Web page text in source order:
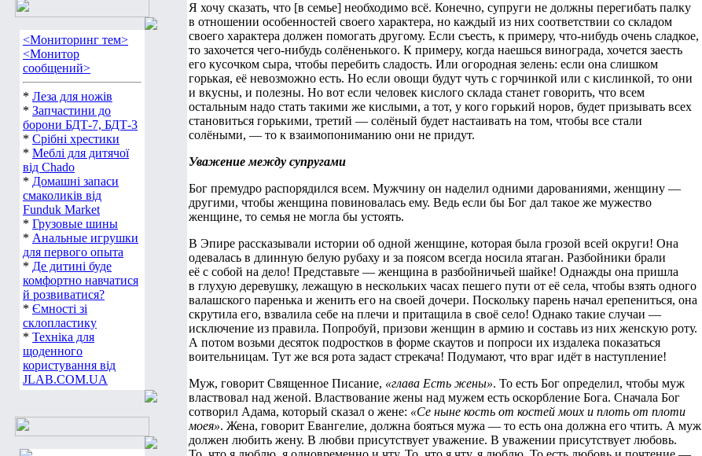
<Мониторинг тем>
<Монитор
сообщений>
* Леза для ножів
* Запчастини до
борони БДТ-7, БДТ-3
* Срібні хрестики
* Меблі для дитячої
від Chado
* Домашні запаси
смаколиків від
Funduk Market
* Грузовые шины
* Анальные игрушки
для первого опыта
* Де дитині буде
комфортно навчатися
й розвиватися?
* Ємності зі
склопластику
* Техніка для
щоденного
користування від
JLAB.COM.UA
Я хочу сказать, что [в семье] необходимо всё. Конечно, супруги не должны перегибать палку
в отношении особенностей своего характера, но каждый из них соответствии со складом
своего характера должен помогать другому. Если съесть, к примеру, что-нибудь очень сладкое,
то захочется чего-нибудь солёненького. К примеру, когда наешься винограда, хочется заесть
его кусочком сыра, чтобы перебить сладость. Или огородная зелень: если она слишком
горькая, её невозможно есть. Но если овощи будут чуть с горчинкой или с кислинкой, то они
и вкусны, и полезны. Но вот если человек кислого склада станет говорить, что всем
остальным надо стать такими же кислыми, а тот, у кого горький норов, будет призывать всех
становиться горькими, третий — солёный будет настаивать на том, чтобы все стали
солёными, — то к взаимопониманию они не придут.
Уважение между супругами
Бог премудро распорядился всем. Мужчину он наделил одними дарованиями, женщину —
другими, чтобы женщина повиновалась ему. Ведь если бы Бог дал такое же мужество
женщине, то семья не могла бы устоять.
В Эпире рассказывали истории об одной женщине, которая была грозой всей округи! Она
одевалась в длинную белую рубаху и за поясом всегда носила ятаган. Разбойники брали
её с собой на дело! Представьте — женщина в разбойничьей шайке! Однажды она пришла
в глухую деревушку, лежащую в нескольких часах пешего пути от её села, чтобы взять одного
валашского паренька и женить его на своей дочери. Поскольку парень начал ерепениться, она
скрутила его, взвалила себе на плечи и притащила в своё село! Однако такие случаи —
исключение из правила. Попробуй, призови женщин в армию и составь из них женскую роту.
А потом возьми десяток подростков в форме скаутов и попроси их издалека показаться
воительницам. Тут же вся рота задаст стрекача! Подумают, что враг идёт в наступление!
Муж, говорит Священное Писание, «глава Есть жены». То есть Бог определил, чтобы муж
властвовал над женой. Властвование жены над мужем есть оскорбление Бога. Сначала Бог
сотворил Адама, который сказал о жене: «Се ныне кость от костей моих и плоть от плоти
моея». Жена, говорит Евангелие, должна бояться мужа — то есть она должна его чтить. А муж
должен любить жену. В любви присутствует уважение. В уважении присутствует любовь.